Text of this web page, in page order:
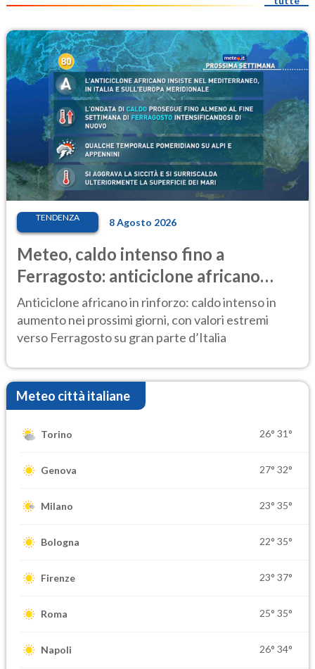
TENDENZA 8 Agosto 2026
Meteo, caldo intenso fino a
Ferragosto: anticiclone africano
ancora protagonista
Anticiclone africano in rinforzo: caldo intenso in
aumento nei prossimi giorni, con valori estremi
verso Ferragosto su gran parte d’Italia
Meteo città italiane
Torino 26° 31°
Genova 27° 32°
Milano 23° 35°
Bologna 22° 35°
Firenze 23° 37°
Roma 25° 35°
Napoli 26° 34°